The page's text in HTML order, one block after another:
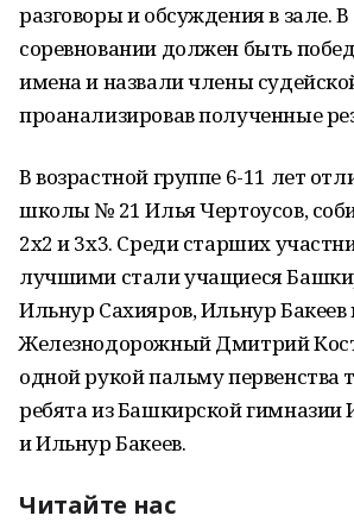
разговоры и обсуждения в зале.
соревновании должен быть
имена и назвали члены
проанализировав полученные
В возрастной группе 6-11 лет
школы № 21 Илья Чертоусов,
2х2 и 3х3. Среди старших
лучшими стали учащиеся
Ильнур Сахияров, Ильнур
Железнодорожный Дмитрий
одной рукой пальму первенства
ребята из Башкирской гимназии
и Ильнур Бакеев.
Читайте нас